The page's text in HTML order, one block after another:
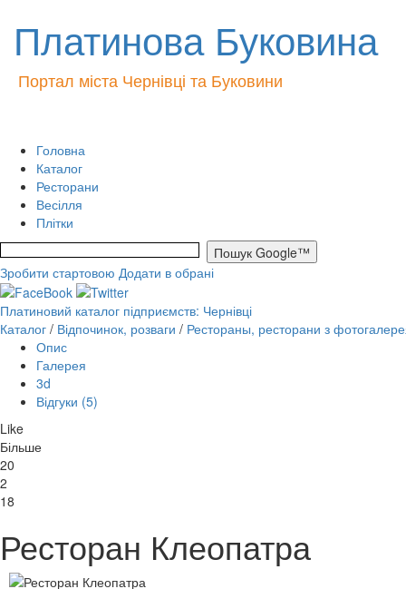
Платинова Буковина
Портал міста Чернівці та Буковини
Головна
Каталог
Ресторани
Весілля
Плітки
Зробити стартовою Додати в обрані
Платиновий каталог підприємств: Чернівці
Каталог / Відпочинок, розваги / Рестораны, ресторани з
Опис
Галерея
3d
Відгуки (5)
Like
Більше
20
2
18
Ресторан Клеопатра